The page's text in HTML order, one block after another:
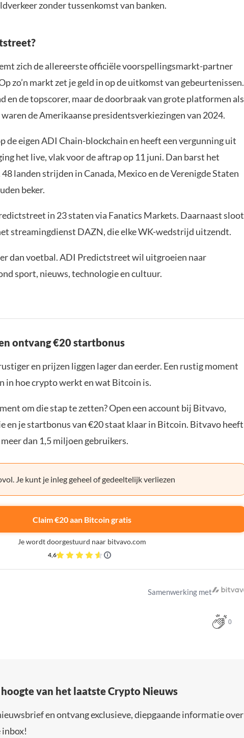
zonder tussenkomst van banken.
zich de allereerste officiële voorspellingsmarkt-partner
zo’n markt zet je geld in op de uitkomst van gebeurtenissen.
en de topscorer, maar de doorbraak van grote platformen als
de Amerikaanse presidentsverkiezingen van 2024.
de eigen ADI Chain-blockchain en heeft een vergunning uit
het live, vlak voor de aftrap op 11 juni. Dan barst het
landen strijden in Canada, Mexico en de Verenigde Staten
beker.
in 23 staten via Fanatics Markets. Daarnaast sloot
streamingdienst DAZN, die elke WK-wedstrijd uitzendt.
dan voetbal. ADI Predictstreet wil uitgroeien naar
sport, nieuws, technologie en cultuur.
ontvang €20 startbonus
en prijzen liggen lager dan eerder. Een rustig moment
in hoe crypto werkt en wat Bitcoin is.
om die stap te zetten? Open een account bij Bitvavo,
en je startbonus van €20 staat klaar in Bitcoin. Bitvavo heeft
dan 1,5 miljoen gebruikers.
Je kunt je inleg geheel of gedeeltelijk verliezen
Claim €20 aan Bitcoin gratis
Je wordt doorgestuurd naar bitvavo.com
4,6
Samenwerking met
0
van het laatste Crypto Nieuws
en ontvang exclusieve, diepgaande informatie over
inbox!